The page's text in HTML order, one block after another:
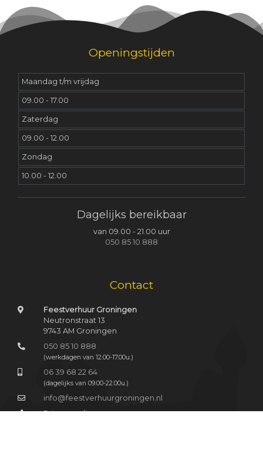
Openingstijden
Maandag t/m vrijdag
09.00 - 17.00
Zaterdag
09.00 - 12.00
Zondag
10.00 - 12.00
Dagelijks bereikbaar
van 09.00 - 21.00 uur
050 85 10 888
Contact
Feestverhuur Groningen
Neutronstraat 13
9743 AM Groningen
050 85 10 888
(werkdagen van 12.00-17.00u.)
06 39 68 22 64
(dagelijks van 09.00-22.00u.)
info@feestverhuurgroningen.nl
Privacy policy